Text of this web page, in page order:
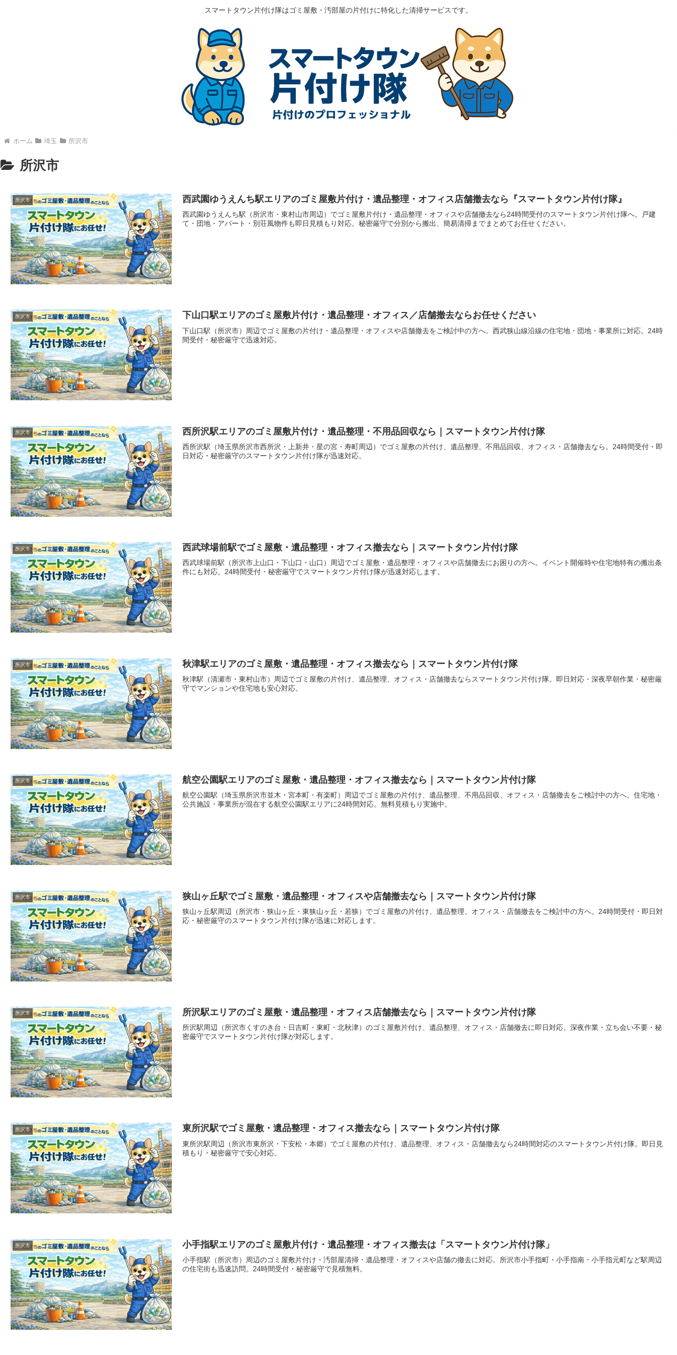
スマートタウン片付け隊はゴミ屋敷・汚部屋の片付けに特化した清掃サービスです。
ホーム 埼玉 所沢市
所沢市
所沢市 西武園ゆうえんち駅エリアのゴミ屋敷片付け・遺品整理・オフィス店舗撤去なら『スマートタウン片付け隊』
西武園ゆうえんち駅（所沢市・東村山市周辺）でゴミ屋敷片付け・遺品整理・オフィスや店舗撤去なら24時間受付のスマートタウン片付け隊へ。戸建
て・団地・アパート・別荘風物件も即日見積もり対応。秘密厳守で分別から搬出、簡易清掃までまとめてお任せください。
所沢市 下山口駅エリアのゴミ屋敷片付け・遺品整理・オフィス／店舗撤去ならお任せください
下山口駅（所沢市）周辺でゴミ屋敷の片付け・遺品整理・オフィスや店舗撤去をご検討中の方へ。西武狭山線沿線の住宅地・団地・事業所に対応。24時
間受付・秘密厳守で迅速対応。
所沢市 西所沢駅エリアのゴミ屋敷片付け・遺品整理・不用品回収なら｜スマートタウン片付け隊
西所沢駅（埼玉県所沢市西所沢・上新井・星の宮・寿町周辺）でゴミ屋敷の片付け、遺品整理、不用品回収、オフィス・店舗撤去なら。24時間受付・即
日対応・秘密厳守のスマートタウン片付け隊が迅速対応。
所沢市 西武球場前駅でゴミ屋敷・遺品整理・オフィス撤去なら｜スマートタウン片付け隊
西武球場前駅（所沢市上山口・下山口・山口）周辺でゴミ屋敷・遺品整理・オフィスや店舗撤去にお困りの方へ。イベント開催時や住宅地特有の搬出条
件にも対応。24時間受付・秘密厳守でスマートタウン片付け隊が迅速対応します。
所沢市 秋津駅エリアのゴミ屋敷・遺品整理・オフィス撤去なら｜スマートタウン片付け隊
秋津駅（清瀬市・東村山市）周辺でゴミ屋敷の片付け、遺品整理、オフィス・店舗撤去ならスマートタウン片付け隊。即日対応・深夜早朝作業・秘密厳
守でマンションや住宅地も安心対応。
所沢市 航空公園駅エリアのゴミ屋敷・遺品整理・オフィス撤去なら｜スマートタウン片付け隊
航空公園駅（埼玉県所沢市並木・宮本町・有楽町）周辺でゴミ屋敷の片付け、遺品整理、不用品回収、オフィス・店舗撤去をご検討中の方へ。住宅地・
公共施設・事業所が混在する航空公園駅エリアに24時間対応。無料見積もり実施中。
所沢市 狭山ヶ丘駅でゴミ屋敷・遺品整理・オフィスや店舗撤去なら｜スマートタウン片付け隊
狭山ヶ丘駅周辺（所沢市・狭山ヶ丘・東狭山ヶ丘・若狭）でゴミ屋敷の片付け、遺品整理、オフィス・店舗撤去をご検討中の方へ。24時間受付・即日対
応・秘密厳守のスマートタウン片付け隊が迅速に対応します。
所沢市 所沢駅エリアのゴミ屋敷・遺品整理・オフィス店舗撤去なら｜スマートタウン片付け隊
所沢駅周辺（所沢市くすのき台・日吉町・東町・北秋津）のゴミ屋敷片付け、遺品整理、オフィス・店舗撤去に即日対応。深夜作業・立ち会い不要・秘
密厳守でスマートタウン片付け隊が対応します。
所沢市 東所沢駅でゴミ屋敷・遺品整理・オフィス撤去なら｜スマートタウン片付け隊
東所沢駅周辺（所沢市東所沢・下安松・本郷）でゴミ屋敷の片付け、遺品整理、オフィス・店舗撤去なら24時間対応のスマートタウン片付け隊。即日見
積もり・秘密厳守で安心対応。
所沢市 小手指駅エリアのゴミ屋敷片付け・遺品整理・オフィス撤去は「スマートタウン片付け隊」
小手指駅（所沢市）周辺のゴミ屋敷片付け・汚部屋清掃・遺品整理・オフィスや店舗の撤去に対応。所沢市小手指町・小手指南・小手指元町など駅周辺
の住宅街も迅速訪問。24時間受付・秘密厳守で見積無料。